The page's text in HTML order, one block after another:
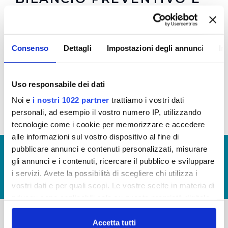
Consenso Dettagli Impostazioni degli annunci
Uso responsabile dei dati
Noi e i nostri 1022 partner trattiamo i vostri dati
personali, ad esempio il vostro numero IP, utilizzando
tecnologie come i cookie per memorizzare e accedere
alle informazioni sul vostro dispositivo al fine di
pubblicare annunci e contenuti personalizzati, misurare
gli annunci e i contenuti, ricercare il pubblico e sviluppare
i servizi. Avete la possibilità di scegliere chi utilizza i
vostri dati e per quali scopi. Le vostre scelte in materia di
in cui avete effettuato le vostre scelte. È possibile
modificare o revocare il proprio consenso in qualsiasi
Accetta tutti
Qui puoi trovare gli ultimi Bilanci aziendali
visionare il bilancio 2016 e gli indicatori finanziari
© Copyright 2017 - 2026
GLOSSARIO
GIUDICA IL SERVIZIO
LAVORA CON NOI